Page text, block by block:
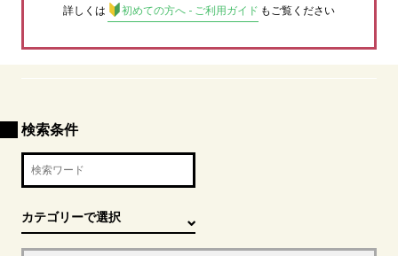
詳しくは
初めての方へ - ご利用ガイド もご覧ください
検索条件